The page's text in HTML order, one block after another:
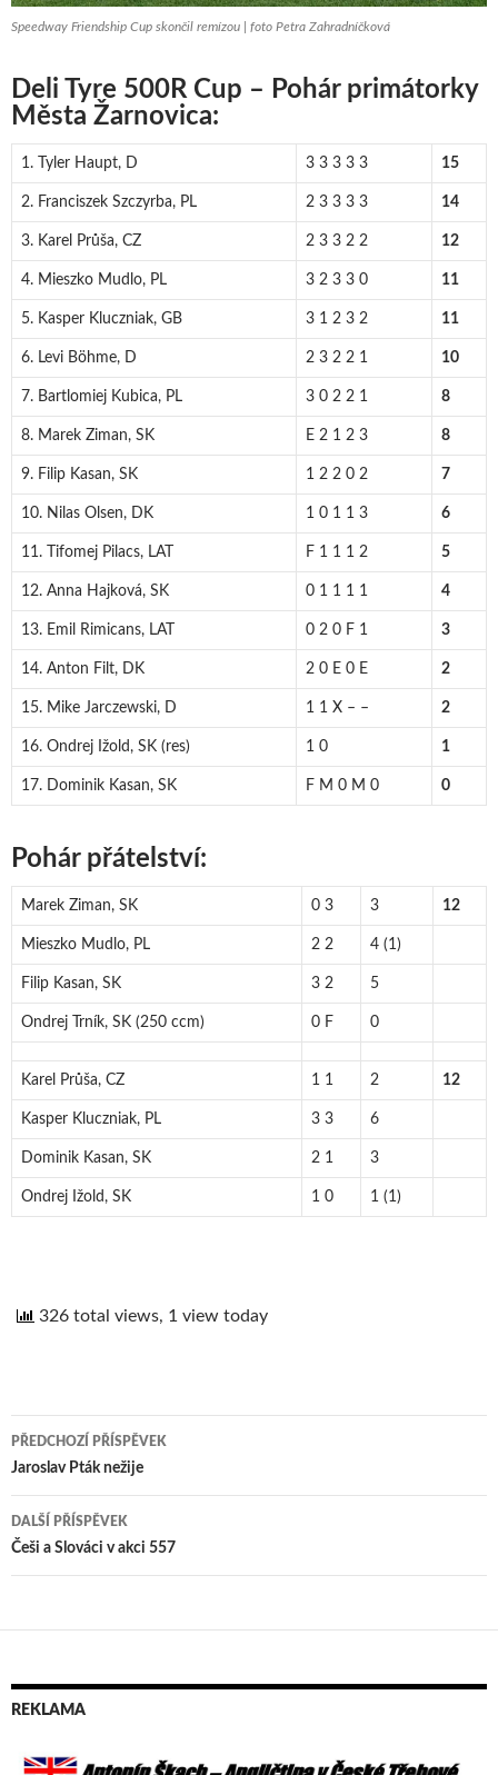
Speedway Friendship Cup skončil remízou | foto Petra Zahradníčková
Deli Tyre 500R Cup – Pohár primátorky
Města Žarnovica:
1. Tyler Haupt, D 3 3 3 3 3 15
2. Franciszek Szczyrba, PL 2 3 3 3 3 14
3. Karel Průša, CZ 2 3 3 2 2 12
4. Mieszko Mudlo, PL 3 2 3 3 0 11
5. Kasper Kluczniak, GB 3 1 2 3 2 11
6. Levi Böhme, D 2 3 2 2 1 10
7. Bartlomiej Kubica, PL 3 0 2 2 1 8
8. Marek Ziman, SK E 2 1 2 3 8
9. Filip Kasan, SK 1 2 2 0 2 7
10. Nilas Olsen, DK 1 0 1 1 3 6
11. Tifomej Pilacs, LAT F 1 1 1 2 5
12. Anna Hajková, SK 0 1 1 1 1 4
13. Emil Rimicans, LAT 0 2 0 F 1 3
14. Anton Filt, DK 2 0 E 0 E 2
15. Mike Jarczewski, D 1 1 X – – 2
16. Ondrej Ižold, SK (res) 1 0 1
17. Dominik Kasan, SK F M 0 M 0 0
Pohár přátelství:
Marek Ziman, SK 0 3 3 12
Mieszko Mudlo, PL 2 2 4 (1)
Filip Kasan, SK 3 2 5
Ondrej Trník, SK (250 ccm) 0 F 0
Karel Průša, CZ 1 1 2 12
Kasper Kluczniak, PL 3 3 6
Dominik Kasan, SK 2 1 3
Ondrej Ižold, SK 1 0 1 (1)
326 total views, 1 view today
Navigace
pro
příspěvek
PŘEDCHOZÍ PŘÍSPĚVEK
Jaroslav Pták nežije
DALŠÍ PŘÍSPĚVEK
Češi a Slováci v akci 557
REKLAMA